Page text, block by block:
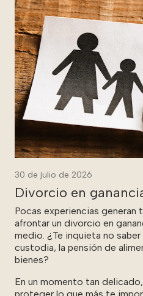
30 de julio de 2026
Divorcio en
Pocas experiencias
afrontar un divorcio en
medio. ¿Te inquieta no saber
custodia, la pensión de
bienes?
En un momento tan